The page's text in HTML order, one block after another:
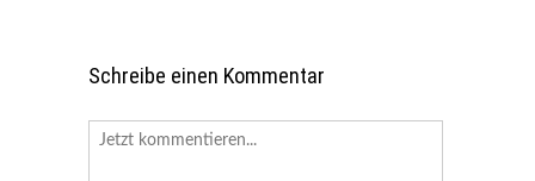
Schreibe einen Kommentar